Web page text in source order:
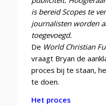
is bereid Scopes te
journalisten worden
toegevoegd.
De World Christian
vraagt Bryan de
proces bij te staan,
te doen.
Het proces